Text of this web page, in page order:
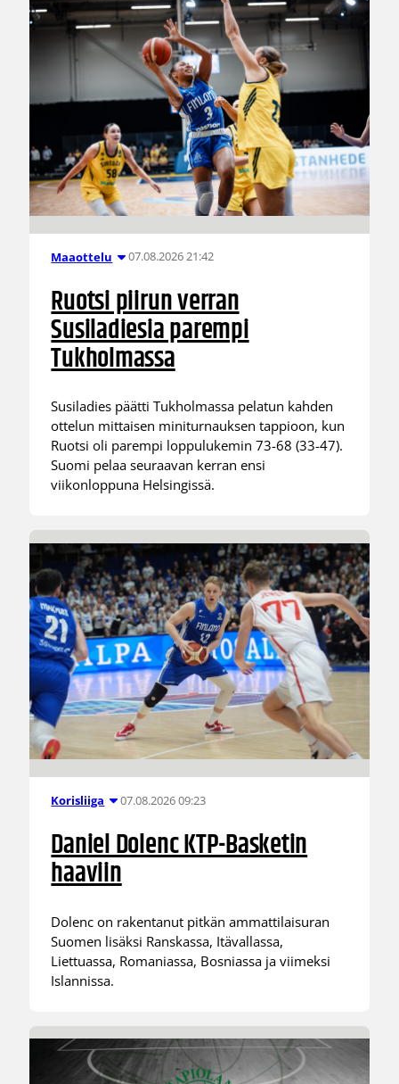
Maaottelu 07.08.2026 21:42
Ruotsi piirun verran
Susiladiesia parempi
Tukholmassa
Susiladies päätti Tukholmassa pelatun kahden
ottelun mittaisen miniturnauksen tappioon, kun
Ruotsi oli parempi loppulukemin 73-68 (33-47).
Suomi pelaa seuraavan kerran ensi
viikonloppuna Helsingissä.
Korisliiga 07.08.2026 09:23
Daniel Dolenc KTP-Basketin
haaviin
Dolenc on rakentanut pitkän ammattilaisuran
Suomen lisäksi Ranskassa, Itävallassa,
Liettuassa, Romaniassa, Bosniassa ja viimeksi
Islannissa.